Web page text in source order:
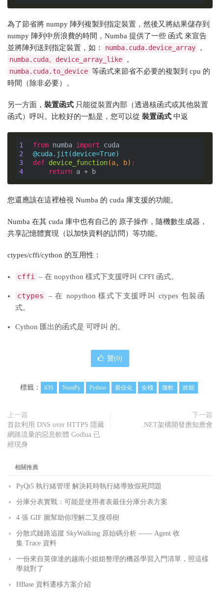
為了節省將 numpy 陣列複製到指定裝置，然後又將結果儲存到
numpy 陣列中所浪費的時間，Numba 提供了一些 函式 來宣告
並將陣列送到指定裝置，如：
numba.cuda.device_array
，
numba.cuda。device_array_like
，
numba.cuda.to_device 等函式來節省不必要的複製到 cpu 的
時間（除非必要）。
另一方面， 裝置函式 只能從裝置內部（透過核函式或其他裝置
函式）呼叫。比較好的一點是，您可以從 裝置函式 中返
1 from numba import
2
@cuda.jit(device=True)
3
def device_function(a, b) :
4
return
您還應該在這裡檢視 Numba 的 cuda 庫支援的功能。
Numba 在其 cuda 庫中也有自己的 原子操作，隨機數生成器，
共享記憶體實現（以加快資料的訪問）等功能。
ctypes/cffi/cython 的互用性：
cffi – 在 nopython 樣式下支援呼叫 CFFI 函式。
ctypes
– 在 nopython 樣式下支援呼叫 ctypes 包裝函
式。
Cython 匯出的函式是 可呼叫 的。
贊(0)
標籤： iOS NumPy Python 最佳化 全棧 微軟 效能
上一篇
首款利用 DNS over HTTPS 隱藏
網路流量的惡意軟體 Godlua 已
經現身
下一篇
.NET架構開發應知應會
相關推薦
PyQt5 執行緒管理 解決耗時執行緒導致假死問題
分庫分表實戰：可能是使用者表最佳分庫分表方案
4 張 GIF 圖幫助你理解二叉搜尋樹
分散式鏈路追蹤 SkyWalking 原始碼分析 —— Agent 收
集 Trace 資料
一份來自英偉達的越南小姐姐整理的機器學習入門清單，照這樣
學就對了
HBase 資料遷移方案介紹